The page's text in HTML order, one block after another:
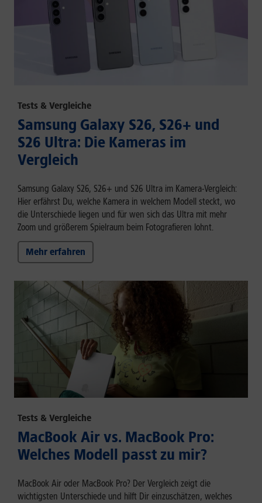
Tests & Vergleiche
Samsung Galaxy S26, S26+ und
S26 Ultra: Die Kameras im
Vergleich
Samsung Galaxy S26, S26+ und S26 Ultra im Kamera-Vergleich:
Hier erfährst Du, welche Kamera in welchem Modell steckt, wo
die Unterschiede liegen und für wen sich das Ultra mit mehr
Zoom und größerem Spielraum beim Fotografieren lohnt.
Mehr erfahren
Tests & Vergleiche
MacBook Air vs. MacBook Pro:
Welches Modell passt zu mir?
MacBook Air oder MacBook Pro? Der Vergleich zeigt die
wichtigsten Unterschiede und hilft Dir einzuschätzen, welches